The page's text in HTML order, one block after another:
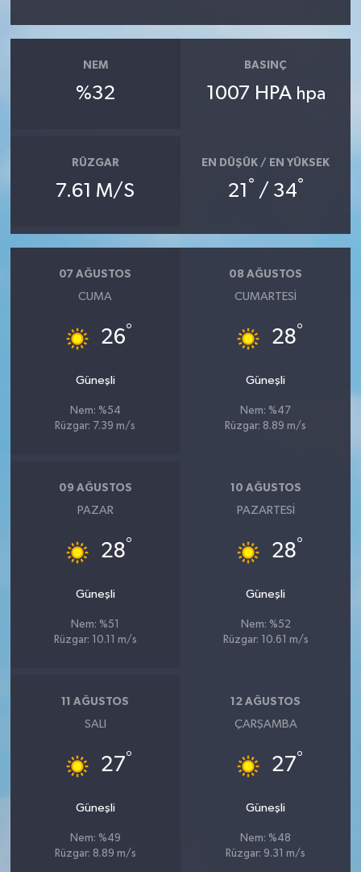
NEM
%32
BASINÇ
1007 HPA hpa
RÜZGAR
7.61 M/S
EN DÜŞÜK / EN YÜKSEK
21 ° / 34°
07 AĞUSTOS
CUMA
26°
Güneşli
Nem: %54
Rüzgar: 7.39 m/s
08 AĞUSTOS
CUMARTESI
28°
Güneşli
Nem: %47
Rüzgar: 8.89 m/s
09 AĞUSTOS
PAZAR
28°
Güneşli
Nem: %51
Rüzgar: 10.11 m/s
10 AĞUSTOS
PAZARTESI
28°
Güneşli
Nem: %52
Rüzgar: 10.61 m/s
11 AĞUSTOS
SALI
27°
Güneşli
Nem: %49
Rüzgar: 8.89 m/s
12 AĞUSTOS
ÇARŞAMBA
27°
Güneşli
Nem: %48
Rüzgar: 9.31 m/s